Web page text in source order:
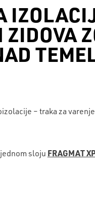
ZIDOVA
– traka za varenje
sloju FRAGMAT